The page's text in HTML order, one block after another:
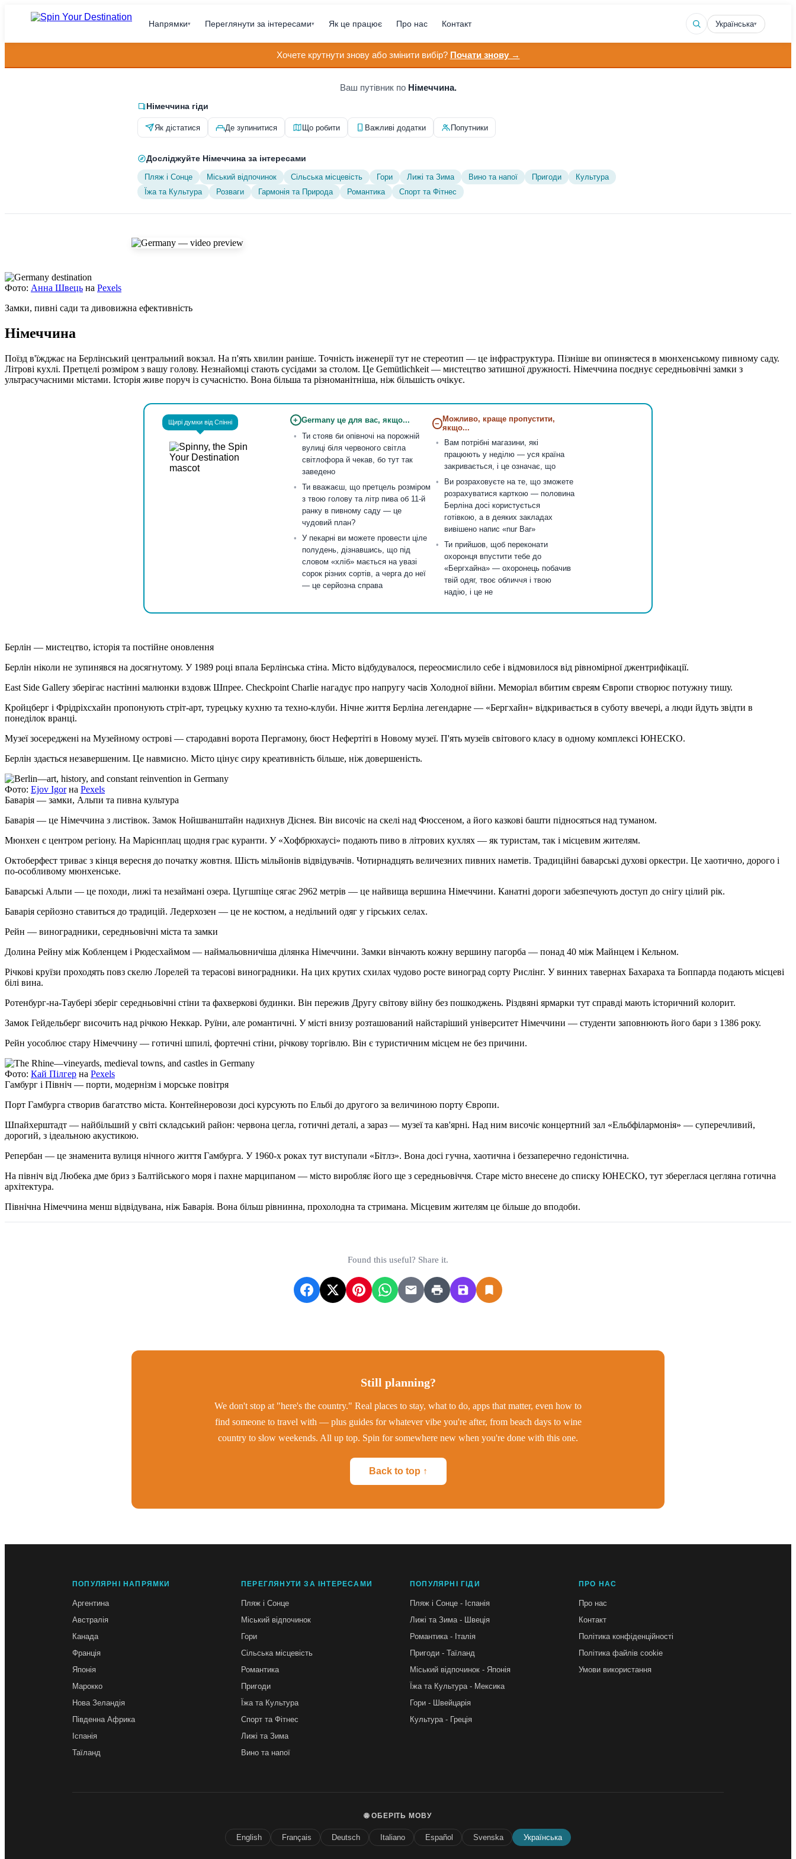
Напрямки▾ Переглянути за інтересами▾ Як це працює Про нас Контакт Українська▾
Хочете крутнути знову або змінити вибір? Почати знову →
Ваш путівник по Німеччина.
Німеччина гіди
Як дістатися Де зупинитися Що робити Важливі додатки Попутники
Досліджуйте Німеччина за інтересами
Пляж і Сонце Міський відпочинок Сільська місцевість Гори Лижі та Зима Вино та напої Пригоди
Культура
Їжа та Культура
Розваги Гармонія та Природа Романтика Спорт та Фітнес
Фото: Анна Швець на Pexels
Замки, пивні сади та дивовижна ефективність
Німеччина
Поїзд в'їжджає на Берлінський центральний вокзал. На п'ять хвилин раніше. Точність інженерії тут не стереотип — це інфраструктура. Пізніше ви опиняєтеся в мюнхенському пивному саду.
Літрові кухлі. Претцелі розміром з вашу голову. Незнайомці стають сусідами за столом. Це Gemütlichkeit — мистецтво затишної дружності. Німеччина поєднує середньовічні замки з
ультрасучасними містами. Історія живе поруч із сучасністю. Вона більша та різноманітніша, ніж більшість очікує.
Щирі думки від Спінні + Germany це для вас, якщо...
Ти стояв би опівночі на порожній
вулиці біля червоного світла
світлофора й чекав, бо тут так
заведено
Ти вважаєш, що претцель розміром
з твою голову та літр пива об 11-й
ранку в пивному саду — це
чудовий план?
У пекарні ви можете провести ціле
полудень, дізнавшись, що під
словом «хліб» мається на увазі
сорок різних сортів, а черга до неї
— це серйозна справа
− Можливо, краще пропустити,
якщо...
Вам потрібні магазини, які
працюють у неділю — уся країна
закривається, і це означає, що
Ви розраховуєте на те, що зможете
розрахуватися карткою — половина
Берліна досі користується
готівкою, а в деяких закладах
вивішено напис «nur Bar»
Ти прийшов, щоб переконати
охоронця впустити тебе до
«Бергхайна» — охоронець побачив
твій одяг, твоє обличчя і твою
надію, і це не
Берлін — мистецтво, історія та постійне оновлення
Берлін ніколи не зупинявся на досягнутому. У 1989 році впала Берлінська стіна. Місто відбудувалося, переосмислило себе і відмовилося від рівномірної джентрифікації.
East Side Gallery зберігає настінні малюнки вздовж Шпрее. Checkpoint Charlie нагадує про напругу часів Холодної війни. Меморіал вбитим євреям Європи створює потужну тишу.
Кройцберг і Фрідріхсхайн пропонують стріт-арт, турецьку кухню та техно-клуби. Нічне життя Берліна легендарне — «Бергхайн» відкривається в суботу ввечері, а люди йдуть звідти в
понеділок вранці.
Музеї зосереджені на Музейному острові — стародавні ворота Пергамону, бюст Нефертіті в Новому музеї. П'ять музеїв світового класу в одному комплексі ЮНЕСКО.
Берлін здається незавершеним. Це навмисно. Місто цінує сиру креативність більше, ніж довершеність.
Фото: Ejov Igorна Pexels
Баварія — замки, Альпи та пивна культура
Баварія — це Німеччина з листівок. Замок Нойшванштайн надихнув Діснея. Він височіє на скелі над Фюссеном, а його казкові башти підносяться над туманом.
Мюнхен є центром регіону. На Марієнплац щодня грає куранти. У «Хофбрюхаусі» подають пиво в літрових кухлях — як туристам, так і місцевим жителям.
Октоберфест триває з кінця вересня до початку жовтня. Шість мільйонів відвідувачів. Чотирнадцять величезних пивних наметів. Традиційні баварські духові оркестри. Це хаотично, дорого і
по-особливому мюнхенське.
Баварські Альпи — це походи, лижі та незаймані озера. Цугшпіце сягає 2962 метрів — це найвища вершина Німеччини. Канатні дороги забезпечують доступ до снігу цілий рік.
Баварія серйозно ставиться до традицій. Ледерхозен — це не костюм, а недільний одяг у гірських селах.
Рейн — виноградники, середньовічні міста та замки
Долина Рейну між Кобленцем і Рюдесхаймом — наймальовничіша ділянка Німеччини. Замки вінчають кожну вершину пагорба — понад 40 між Майнцем і Кельном.
Річкові круїзи проходять повз скелю Лорелей та терасові виноградники. На цих крутих схилах чудово росте виноград сорту Рислінг. У винних тавернах Бахараха та Боппарда подають місцеві
білі вина.
Ротенбург-на-Таубері зберіг середньовічні стіни та фахверкові будинки. Він пережив Другу світову війну без пошкоджень. Різдвяні ярмарки тут справді мають історичний колорит.
Замок Гейдельберг височить над річкою Неккар. Руїни, але романтичні. У місті внизу розташований найстаріший університет Німеччини — студенти заповнюють його бари з 1386 року.
Рейн уособлює стару Німеччину — готичні шпилі, фортечні стіни, річкову торгівлю. Він є туристичним місцем не без причини.
Фото: Кай Пілгер на Pexels
Гамбург і Північ — порти, модернізм і морське повітря
Порт Гамбурга створив багатство міста. Контейнеровози досі курсують по Ельбі до другого за величиною порту Європи.
Шпайхерштадт — найбільший у світі складський район: червона цегла, готичні деталі, а зараз — музеї та кав'ярні. Над ним височіє концертний зал «Ельбфілармонія» — суперечливий,
дорогий, з ідеальною акустикою.
Репербан — це знаменита вулиця нічного життя Гамбурга. У 1960-х роках тут виступали «Бітлз». Вона досі гучна, хаотична і беззаперечно гедоністична.
На північ від Любека дме бриз з Балтійського моря і пахне марципаном — місто виробляє його ще з середньовіччя. Старе місто внесене до списку ЮНЕСКО, тут збереглася цегляна готична
архітектура.
Північна Німеччина менш відвідувана, ніж Баварія. Вона більш рівнинна, прохолодна та стримана. Місцевим жителям це більше до вподоби.
Found this useful? Share it.
Still planning?
We don't stop at "here's the country." Real places to stay, what to do, apps that matter, even how to
find someone to travel with — plus guides for whatever vibe you're after, from beach days to wine
country to slow weekends. All up top. Spin for somewhere new when you're done with this one.
Back to top ↑
ПОПУЛЯРНІ НАПРЯМКИ
Аргентина
Австралія
Канада
Франція
Японія
Марокко
Нова Зеландія
Південна Африка
Іспанія
Таїланд
ПЕРЕГЛЯНУТИ ЗА ІНТЕРЕСАМИ
Пляж і Сонце
Міський відпочинок
Гори
Сільська місцевість
Романтика
Пригоди
Їжа та Культура
Спорт та Фітнес
Лижі та Зима
Вино та напої
ПОПУЛЯРНІ ГІДИ
Пляж і Сонце - Іспанія
Лижі та Зима - Швеція
Романтика - Італія
Пригоди - Таїланд
Міський відпочинок - Японія
Їжа та Культура - Мексика
Гори - Швейцарія
Культура - Греція
ПРО НАС
Про нас
Контакт
Політика конфіденційності
Політика файлів cookie
Умови використання
🌐 ОБЕРІТЬ МОВУ
English Français Deutsch Italiano Español Svenska Українська